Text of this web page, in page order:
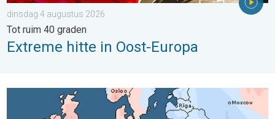
dinsdag 4 augustus 2026
Tot ruim 40 graden
Extreme hitte in Oost-Europa
Grote weersverschillen in juli. Tweedeling Europa. . .